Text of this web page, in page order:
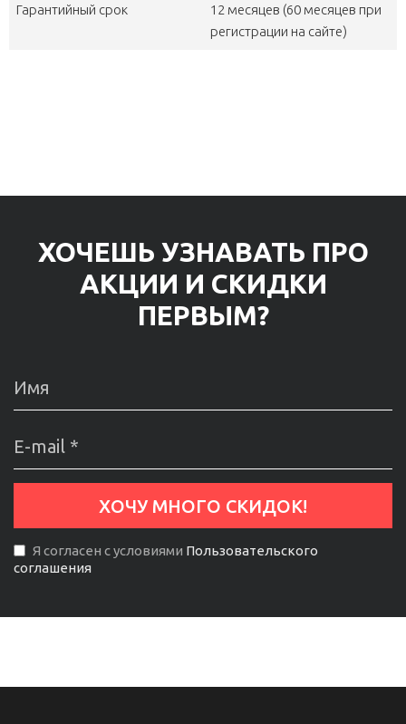
Гарантийный срок
12 месяцев (60 месяцев при
регистрации на сайте)
ХОЧЕШЬ УЗНАВАТЬ ПРО
АКЦИИ И СКИДКИ
ПЕРВЫМ?
Я согласен с условиями Пользовательского
соглашения